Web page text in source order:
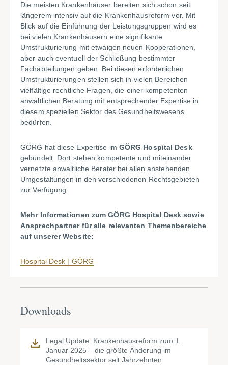
Die meisten Krankenhäuser bereiten sich schon seit
längerem intensiv auf die Krankenhausreform vor. Mit
Blick auf die Einführung der Leistungsgruppen wird es
bei vielen Krankenhäusern eine signifikante
Umstrukturierung mit etwaigen neuen Kooperationen,
aber auch eventuell der Schließung bestimmter
Fachabteilungen geben. Bei diesen erforderlichen
Umstrukturierungen stellen sich in vielen Bereichen
vielfältige rechtliche Fragen, die einer kompetenten
anwaltlichen Beratung mit entsprechender Expertise in
diesem speziellen Sektor des Gesundheitswesens
bedürfen.
GÖRG hat diese Expertise im GÖRG Hospital Desk
gebündelt. Dort stehen kompetente und miteinander
vernetzte anwaltliche Berater bei allen anstehenden
Umgestaltungen in den verschiedenen Rechtsgebieten
zur Verfügung.
Mehr Informationen zum GÖRG Hospital Desk sowie
Ansprechpartner für alle relevanten Themenbereiche
auf unserer Website:
Hospital Desk | GÖRG
Downloads
Legal Update: Krankenhausreform zum 1.
Januar 2025 – die größte Änderung im
Gesundheitssektor seit Jahrzehnten